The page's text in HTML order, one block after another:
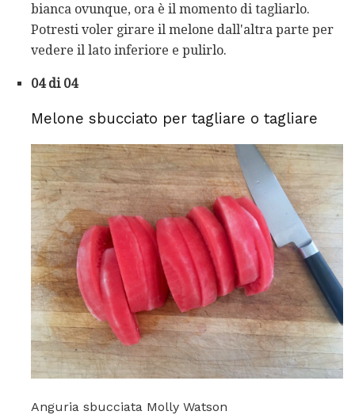
bianca ovunque, ora è il momento di tagliarlo.
Potresti voler girare il melone dall'altra parte per
vedere il lato inferiore e pulirlo.
04 di 04
Melone sbucciato per tagliare o tagliare
Anguria sbucciata Molly Watson